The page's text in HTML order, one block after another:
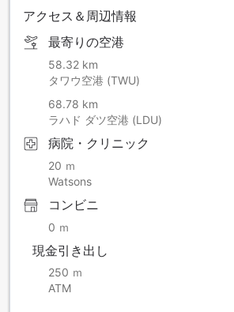
アクセス＆周辺情報
最寄りの空港
58.32 km
タワウ空港 (TWU)
68.78 km
ラハド ダツ空港 (LDU)
病院・クリニック
20 ｍ
Watsons
コンビニ
0 ｍ
現金引き出し
250 ｍ
ATM